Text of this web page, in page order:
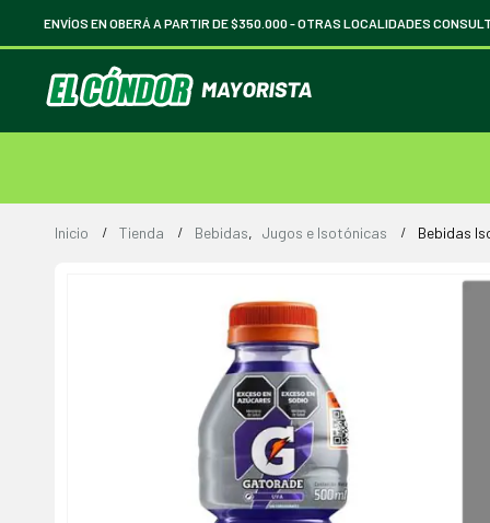
ENVÍOS EN OBERÁ A PARTIR DE $350.000 -OTRAS LOCALIDADES
Inicio Tienda Bebidas, Jugos e Isotónicas Bebidas